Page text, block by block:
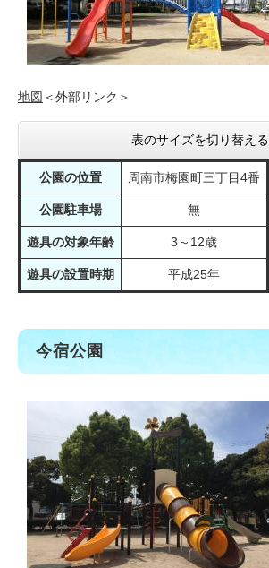
地図 ＜外部リンク＞
表のサイズを切り替える
公園の位置 周南市梅園町三丁目4番
公園駐車場 無
遊具の対象年齢 3～12歳
遊具の設置時期 平成25年
今宿公園